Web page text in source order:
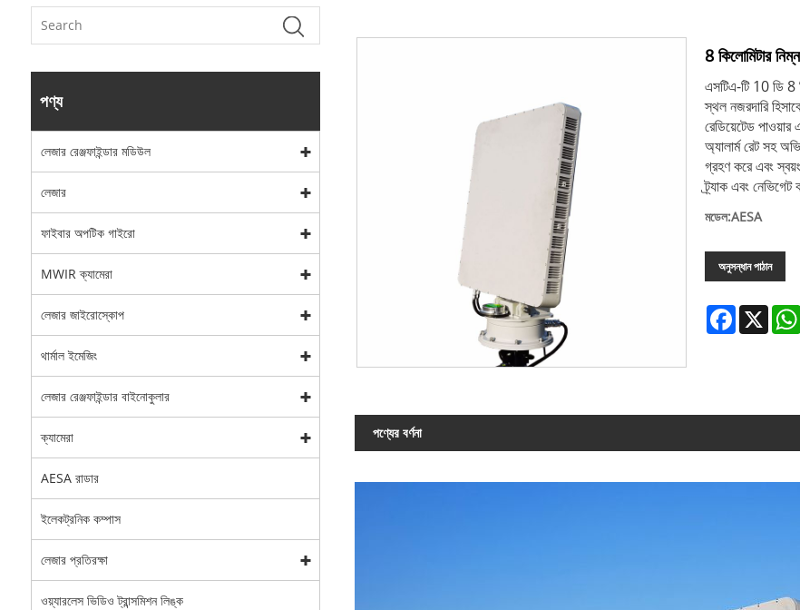
পণ্য
লেজার রেঞ্জফাইন্ডার মডিউল
লেজার
ফাইবার অপটিক গাইরো
MWIR ক্যামেরা
লেজার জাইরোস্কোপ
থার্মাল ইমেজিং
লেজার রেঞ্জফাইন্ডার বাইনোকুলার
ক্যামেরা
AESA রাডার
ইলেকট্রনিক কম্পাস
লেজার প্রতিরক্ষা
ওয়্যারলেস ভিডিও ট্রান্সমিশন লিঙ্ক
8 কিলোমিটার
এসটিএ-টি 10 ডি 8
স্থল নজরদারি
রেডিয়েটেড
অ্যালার্ম রেট সহ
গ্রহণ করে এবং
ট্র্যাক এবং নেভিগেট
মডেল:AESA
অনুসন্ধান পাঠান
Facebook
X
পণ্যের বর্ণনা